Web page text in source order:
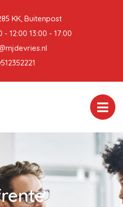
KK, Buitenpost
12:00 13:00 - 17:00